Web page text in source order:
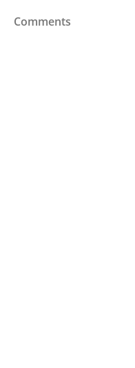
Comments